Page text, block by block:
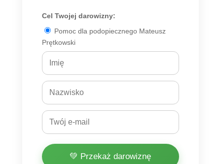
Cel Twojej darowizny:
Pomoc dla podopiecznego Mateusz
Prętkowski
💚 Przekaż darowiznę